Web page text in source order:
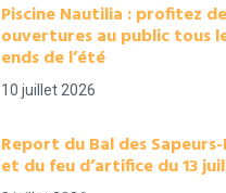
Piscine Nautilia : profitez
ouvertures au public tous
ends de l’été
10 juillet 2026
Report du Bal des
et du feu d’artifice du 13